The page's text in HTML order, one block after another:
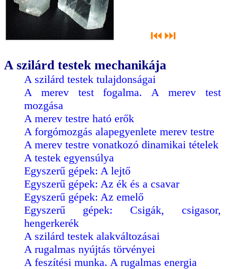
⏮ ⏭
A szilárd testek mechanikája
A szilárd testek tulajdonságai
A merev test fogalma. A merev test
mozgása
A merev testre ható erők
A forgómozgás alapegyenlete merev testre
A merev testre vonatkozó dinamikai tételek
A testek egyensúlya
Egyszerű gépek: A lejtő
Egyszerű gépek: Az ék és a csavar
Egyszerű gépek: Az emelő
Egyszerű gépek: Csigák, csigasor,
hengerkerék
A szilárd testek alakváltozásai
A rugalmas nyújtás törvényei
A feszítési munka. A rugalmas energia